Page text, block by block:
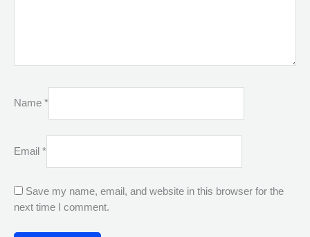
Name *
Email *
Save my name, email, and website in this browser for the
next time I comment.